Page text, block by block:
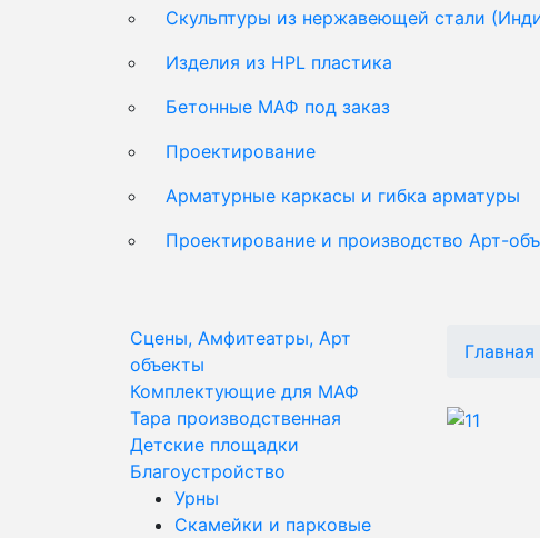
Скульптуры из нержавеющей стали
Изделия из HPL пластика
Бетонные МАФ под заказ
Проектирование
Арматурные каркасы и гибка арматуры
Проектирование и производство Арт-
Сцены, Амфитеатры, Арт
объекты
Комплектующие для МАФ
Тара производственная
Детские площадки
Благоустройство
Урны
Скамейки и парковые
Главная